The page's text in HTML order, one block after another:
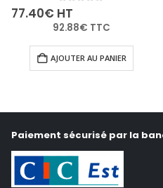
0out of 5
77.40€ HT
92.88€ TTC
AJOUTER AU PANIER
Paiement sécurisé par la